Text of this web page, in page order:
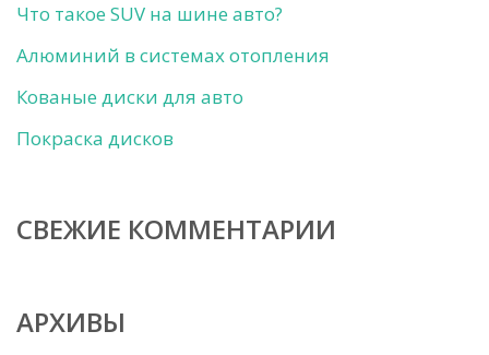
Что такое SUV на шине авто?
Алюминий в системах отопления
Кованые диски для авто
Покраска дисков
СВЕЖИЕ КОММЕНТАРИИ
АРХИВЫ